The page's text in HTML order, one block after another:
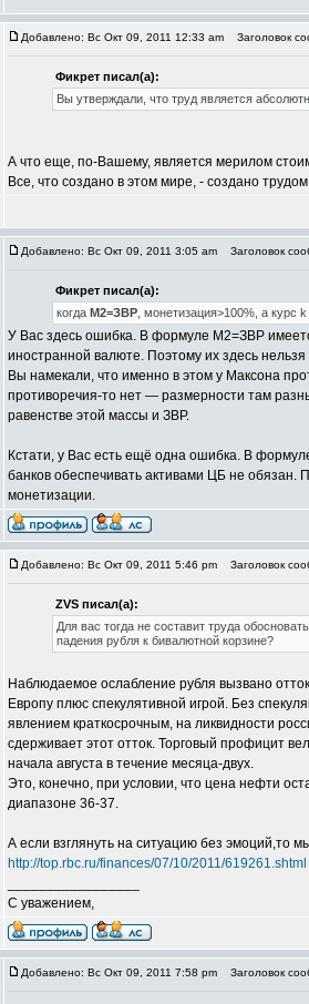
Добавлено: Вс Окт 09, 2011 12:33 am Заголовок
Фикрет писал(а):
Вы утверждали, что труд является
А что еще, по-Вашему, является мерилом
Все, что создано в этом мире, - создано
Добавлено: Вс Окт 09, 2011 3:05 am Заголовок
Фикрет писал(а):
когда М2=ЗВР , монетизация>100%, а курс
У Вас здесь ошибка. В формуле М2=ЗВР
иностранной валюте. Поэтому их здесь
Вы намекали, что именно в этом у Максона
противоречия-то нет — размерности там
равенстве этой массы и ЗВР.
Кстати, у Вас есть ещё одна ошибка. В
банков обеспечивать активами ЦБ не
монетизации.
Добавлено: Вс Окт 09, 2011 5:46 pm Заголовок
ZVS писал(а):
Для вас тогда не составит труда
падения рубля к бивалютной корзине?
Наблюдаемое ослабление рубля вызвано
Европу плюс спекулятивной игрой. Без
явлением краткосрочным, на ликвидности
сдерживает этот отток. Торговый профицит
начала августа в течение месяца-двух.
Это, конечно, при условии, что цена нефти
диапазоне 36-37.
А если взглянуть на ситуацию без эмоций,то
http://top.rbc.ru/finances/07/10/2011/619261.shtml
С уважением,
Добавлено: Вс Окт 09, 2011 7:58 pm Заголовок